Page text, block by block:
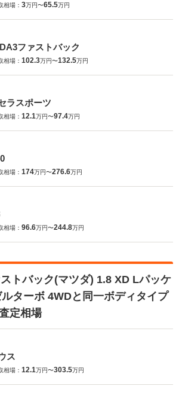
相場： 3万円〜65.5万円
ファストバック
相場： 102.3万円〜132.5万円
ラスポーツ
相場： 12.1万円〜97.4万円
相場： 174万円〜276.6万円
相場： 96.6万円〜244.8万円
トバック(マツダ) 1.8 XD Lパッケ
ターボ 4WDと同一ボディタイプ
定相場
ス
相場： 12.1万円〜303.5万円